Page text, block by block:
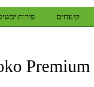
קינוחים פירות
Premium 🦁